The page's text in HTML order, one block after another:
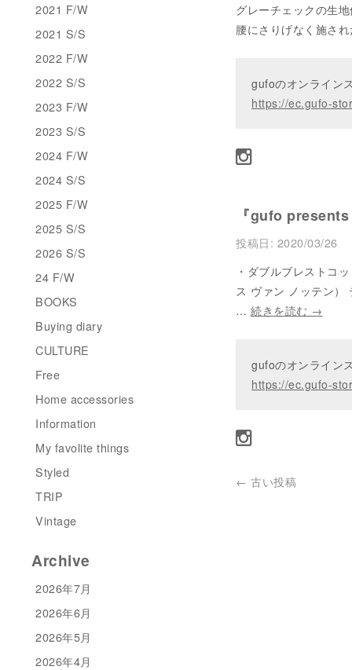
グレーチェックの生
腰にさりげなく施さ
gufoのオンライン
https://ec.gufo-
『gufo
投稿日: 2020/03/26
・ダブルブレストコ
ス ヴァン ノッテン）
… 続きを読む →
gufoのオンライン
https://ec.gufo-
← 古い投稿
2021 F/W
2021 S/S
2022 F/W
2022 S/S
2023 F/W
2023 S/S
2024 F/W
2024 S/S
2025 F/W
2025 S/S
2026 S/S
24 F/W
BOOKS
Buying diary
CULTURE
Free
Home accessories
Information
My favolite things
Styled
TRIP
Vintage
Archive
2026年7月
2026年6月
2026年5月
2026年4月